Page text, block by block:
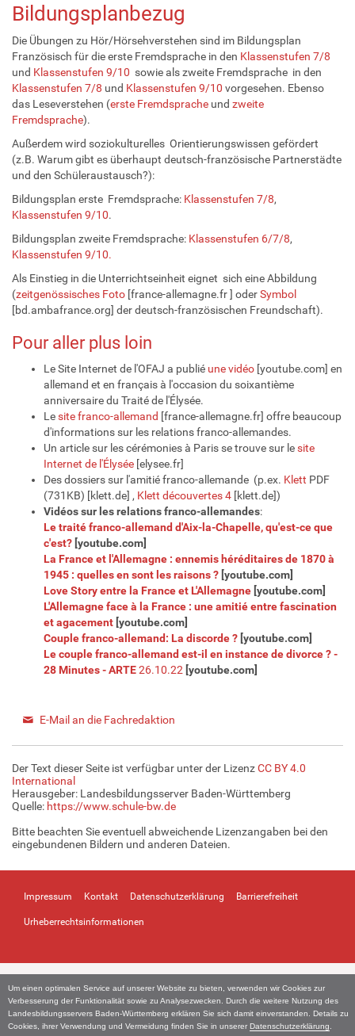
Um einen optimalen Service auf unserer Website zu bieten, verwenden wir Cookies zur
Verbesserung der Funktionalität sowie zu Analysezwecken. Durch die weitere Nutzung des
Landesbildungsservers Baden-Württemberg erklären Sie sich damit einverstanden. Details zu
Cookies, ihrer Verwendung und Vermeidung finden Sie in unserer Datenschutzerklärung
Bildungsplanbezug
Die Übungen zu Hör/Hörsehverstehen sind im Bildungsplan
Französisch für die erste Fremdsprache in den Klassenstufen 7/8
und Klassenstufen 9/10 sowie als zweite Fremdsprache in den
Klassenstufen 7/8 und Klassenstufen 9/10 vorgesehen. Ebenso
das Leseverstehen (erste Fremdsprache und zweite
Fremdsprache).
Außerdem wird soziokulturelles Orientierungswissen gefördert
(z.B. Warum gibt es überhaupt deutsch-französische Partnerstädte
und den Schüleraustausch?):
Bildungsplan erste Fremdsprache: Klassenstufen 7/8,
Klassenstufen 9/10.
Bildungsplan zweite Fremdsprache: Klassenstufen 6/7/8,
Klassenstufen 9/10.
Als Einstieg in die Unterrichtseinheit eignet sich eine Abbildung
(zeitgenössisches Foto [france-allemagne.fr ] oderSymbol
[bd.ambafrance.org] der deutsch-französischen Freundschaft).
Pour aller plus loin
Le Site Internet de l'OFAJ a publié une vidéo [youtube.com] en
allemand et en français à l'occasion du soixantième
anniversaire du Traité de l'Élysée.
Lesite franco-allemand [france-allemagne.fr] offre beaucoup
d'informations sur les relations franco-allemandes.
Un article sur les cérémonies à Paris se trouve sur lesite
Internet de l'Élysée [elysee.fr]
Des dossiers sur l'amitié franco-allemande (p.ex. Klett PDF
(731KB) [klett.de] , Klett découvertes 4 [klett.de])
Vidéos sur les relations franco-allemandes:
Le traité franco-allemand d'Aix-la-Chapelle, qu'est-ce que
c'est? [youtube.com]
La France et l'Allemagne : ennemis héréditaires de 1870 à
1945 : quelles en sont les raisons ? [youtube.com]
Love Story entre la France et L'Allemagne [youtube.com]
L'Allemagne face à la France : une amitié entre fascination
et agacement [youtube.com]
Couple franco-allemand: La discorde ? [youtube.com]
Le couple franco-allemand est-il en instance de divorce ? -
28 Minutes - ARTE26.10.22 [youtube.com]
E-Mail an die Fachredaktion
Der Text dieser Seite ist verfügbar unter der LizenzCC BY 4.0
International
Herausgeber: Landesbildungsserver Baden-Württemberg
Quelle: https://www.schule-bw.de
Bitte beachten Sie eventuell abweichende Lizenzangaben bei den
eingebundenen Bildern und anderen Dateien.
Impressum Kontakt Datenschutzerklärung Barrierefreiheit
Urheberrechtsinformationen